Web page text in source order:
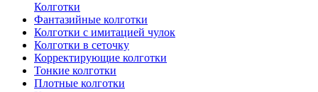
Колготки
Фантазийные колготки
Колготки с имитацией чулок
Колготки в сеточку
Корректирующие колготки
Тонкие колготки
Плотные колготки